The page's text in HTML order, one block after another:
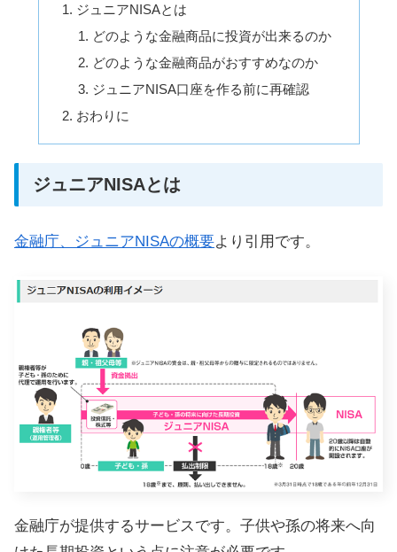
ジュニアNISAとは
どのような金融商品に投資が出来るのか
どのような金融商品がおすすめなのか
ジュニアNISA口座を作る前に再確認
おわりに
ジュニアNISAとは
金融庁、ジュニアNISAの概要より引用です。
金融庁が提供するサービスです。子供や孫の将来へ向